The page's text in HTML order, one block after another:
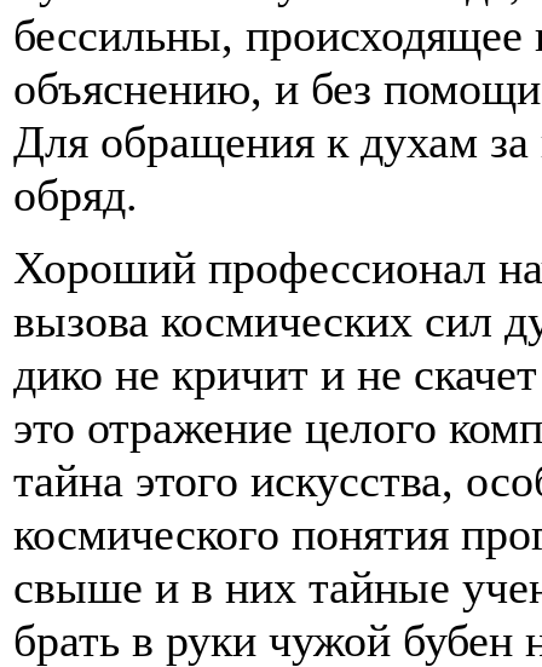
бессильны, происходящее
объяснению, и без
Для обращения к духам
обряд.
Хороший профессионал
вызова космических сил
дико не кричит и не
это отражение целого
тайна этого искусства,
космического понятия
свыше и в них тайные
брать в руки чужой бубен